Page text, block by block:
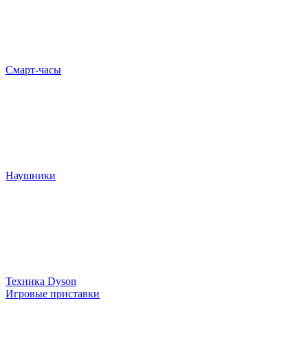
Смарт-часы
Наушники
Техника Dyson
Игровые приставки